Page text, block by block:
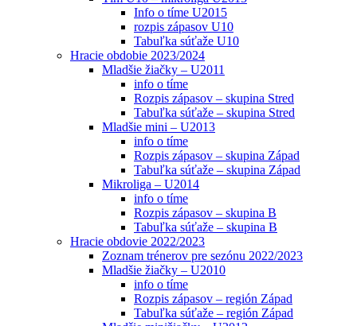
Info o tíme U2015
rozpis zápasov U10
Tabuľka súťaže U10
Hracie obdobie 2023/2024
Mladšie žiačky – U2011
info o tíme
Rozpis zápasov – skupina Stred
Tabuľka súťaže – skupina Stred
Mladšie mini – U2013
info o tíme
Rozpis zápasov – skupina Západ
Tabuľka súťaže – skupina Západ
Mikroliga – U2014
info o tíme
Rozpis zápasov – skupina B
Tabuľka súťaže – skupina B
Hracie obdovie 2022/2023
Zoznam trénerov pre sezónu 2022/2023
Mladšie žiačky – U2010
info o tíme
Rozpis zápasov – región Západ
Tabuľka súťaže – región Západ